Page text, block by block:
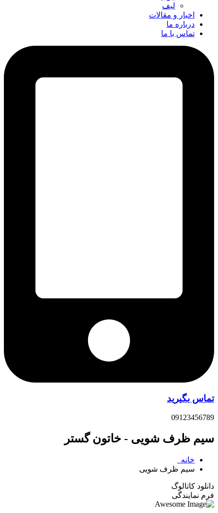
لیف
اخبار و مقالات
درباره ما
تماس با ما
تماس بگیرید
09123456789
سیم ظرف شویی - خاتون گستر
خانه
سیم ظرف شویی
دانلود کاتالوگ
فرم نمایندگی